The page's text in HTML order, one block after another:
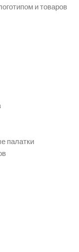
и товаров
палатки